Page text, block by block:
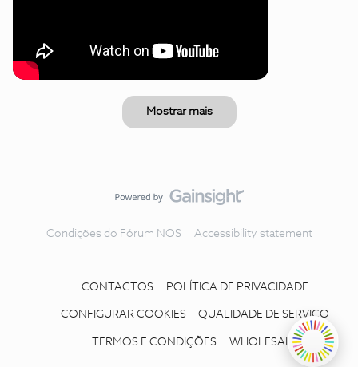
Mostrar mais
Condições do Fórum NOS Accessibility statement
CONTACTOS POLÍTICA DE PRIVACIDADE
CONFIGURAR COOKIES QUALIDADE DE SERVIÇO
TERMOS E CONDIÇÕES WHOLESALE